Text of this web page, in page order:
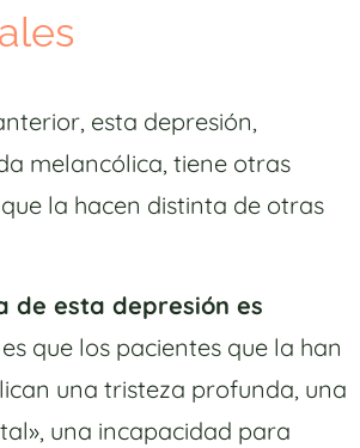
esta depresión,
melancólica, tiene otras
la hacen distinta de otras
de esta depresión es
es que los pacientes que la han
una tristeza profunda, una
una incapacidad para